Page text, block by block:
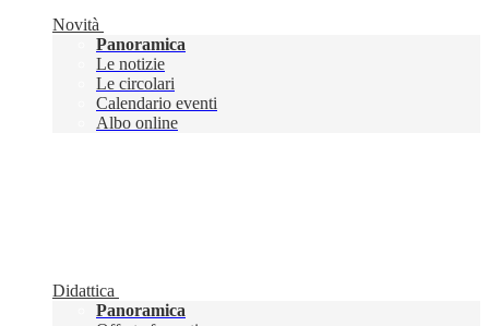
Novità
Panoramica
Le notizie
Le circolari
Calendario eventi
Albo online
Didattica
Panoramica